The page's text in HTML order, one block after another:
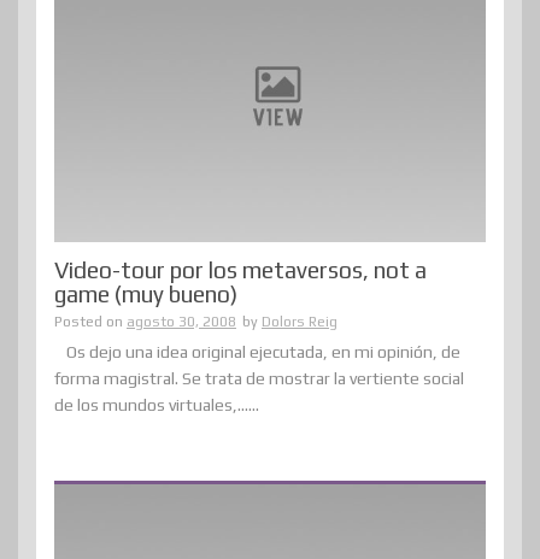
Video-tour por los metaversos, not a
game (muy bueno)
Posted on agosto 30, 2008 by Dolors Reig
Os dejo una idea original ejecutada, en mi opinión, de
forma magistral. Se trata de mostrar la vertiente social
de los mundos virtuales,......